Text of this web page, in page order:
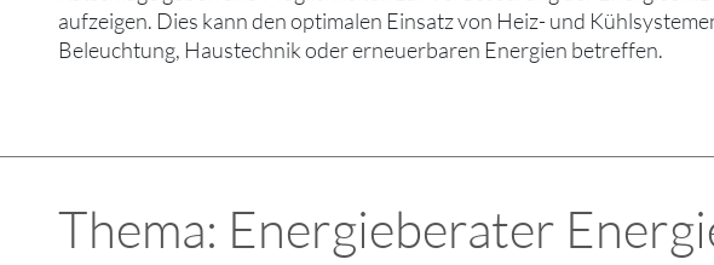
aufzeigen. Dies kann den optimalen Einsatz von Heiz- und
Beleuchtung, Haustechnik oder erneuerbaren Energien betreffen.
Thema: Energieberater